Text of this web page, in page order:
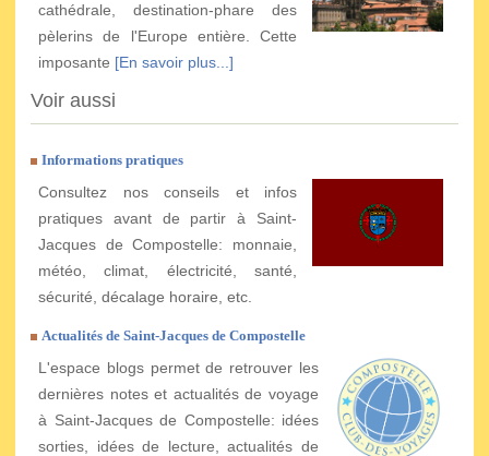
cathédrale, destination-phare des
pèlerins de l'Europe entière. Cette
imposante [En savoir plus...]
Voir aussi
Informations pratiques
Consultez nos conseils et infos
pratiques avant de partir à Saint-
Jacques de Compostelle: monnaie,
météo, climat, électricité, santé,
sécurité, décalage horaire, etc.
Actualités de Saint-Jacques de Compostelle
L'espace blogs permet de retrouver les
dernières notes et actualités de voyage
à Saint-Jacques de Compostelle: idées
sorties, idées de lecture, actualités de